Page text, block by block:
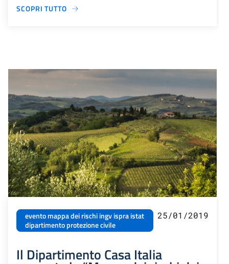
SCOPRI TUTTO
evento mappa dei rischi ingv ispra istat
dipartimento protezione civile
25/01/2019
Il Dipartimento Casa Italia